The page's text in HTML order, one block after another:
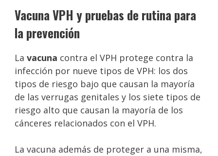
Vacuna VPH y pruebas de rutina para
la prevención
La vacuna contra el VPH protege contra la
infección por nueve tipos de VPH: los dos
tipos de riesgo bajo que causan la mayoría
de las verrugas genitales y los siete tipos de
riesgo alto que causan la mayoría de los
cánceres relacionados con el VPH.
La vacuna además de proteger a una misma,